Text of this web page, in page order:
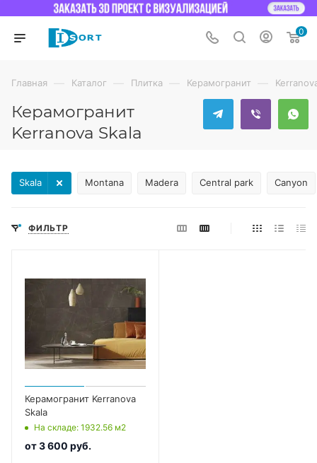
0
Главная — Каталог — Плитка — Керамогранит —
Керамогранит
Kerranova Skala
Montana Madera Central park Canyon
Skala
ФИЛЬТР
Керамогранит Kerranova
Skala
На складе: 1932.56 м2
от3 600 руб.